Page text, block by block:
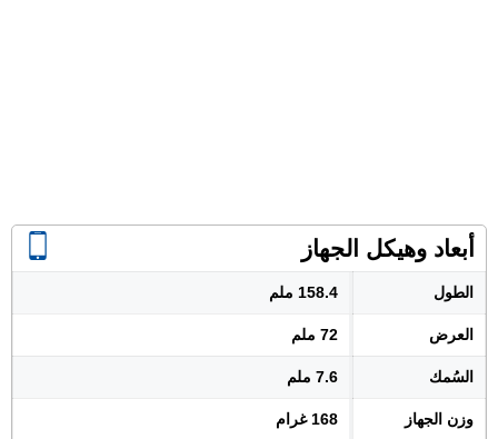
أبعاد وهيكل الجهاز
الطول 158.4 ملم
العرض 72 ملم
السُمك 7.6 ملم
وزن الجهاز 168 غرام